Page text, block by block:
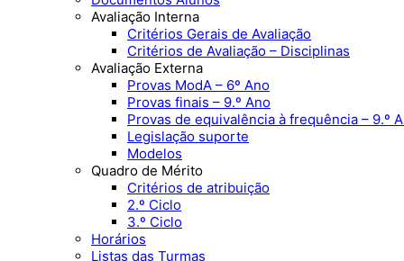
Avaliação Interna
Critérios Gerais de Avaliação
Critérios de Avaliação – Disciplinas
Avaliação Externa
Provas ModA – 6º Ano
Provas finais – 9.º Ano
Provas de equivalência à frequência – 9.º
Legislação suporte
Modelos
Quadro de Mérito
Critérios de atribuição
2.º Ciclo
3.º Ciclo
Horários
Listas das Turmas